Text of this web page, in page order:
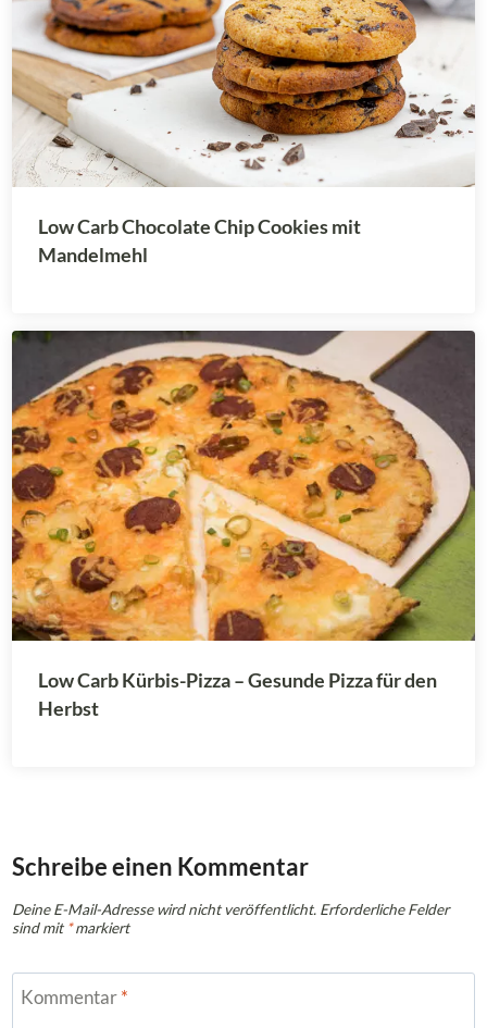
Low Carb Chocolate Chip Cookies mit
Mandelmehl
Low Carb Kürbis-Pizza – Gesunde Pizza für den
Herbst
Schreibe einen Kommentar
Deine E-Mail-Adresse wird nicht veröffentlicht. Erforderliche Felder
sind mit*markiert
Kommentar*